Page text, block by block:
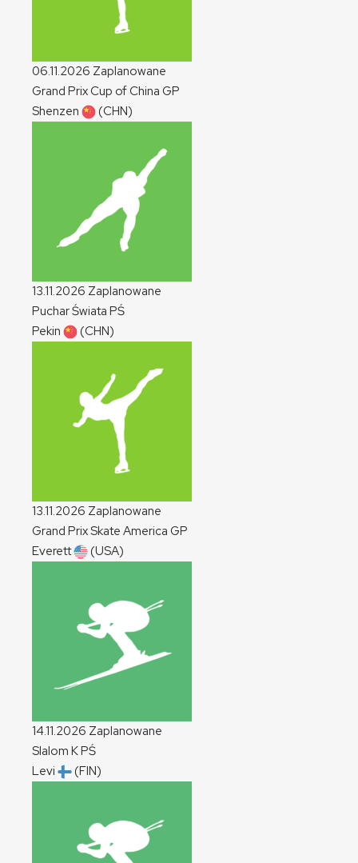
06.11.2026 Zaplanowane
Grand Prix Cup of China GP
Shenzen
(CHN)
13.11.2026 Zaplanowane
Puchar Świata PŚ
Pekin
(CHN)
13.11.2026 Zaplanowane
Grand Prix Skate America GP
Everett
(USA)
14.11.2026 Zaplanowane
Slalom KPŚ
Levi
(FIN)